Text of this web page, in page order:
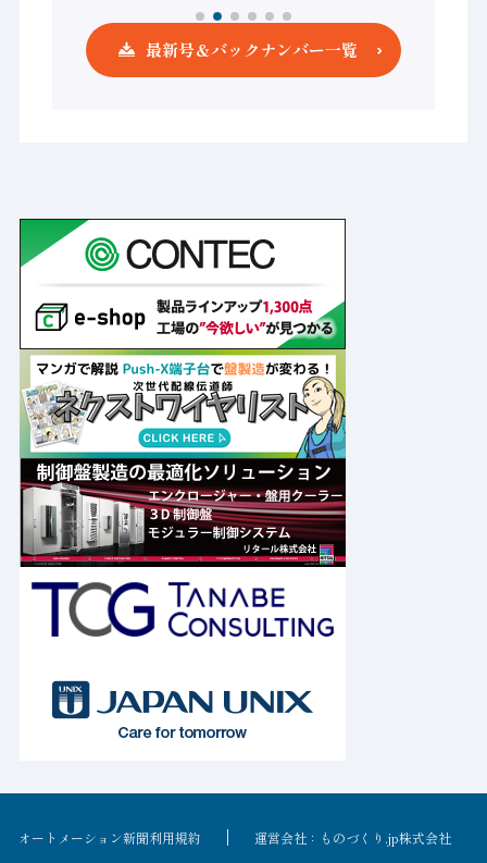
最新号＆バックナンバー一覧
オートメーション新聞利用規約 運営会社：ものづくり.jp株式会社